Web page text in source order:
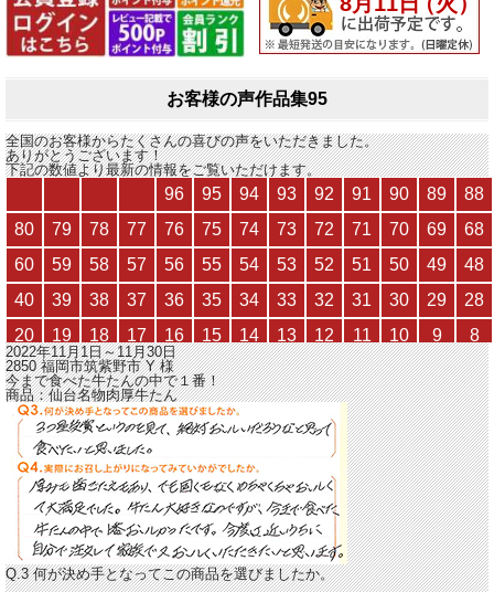
お客様の声作品集95
全国のお客様からたくさんの喜びの声をいただきました。
ありがとうございます！
下記の数値より最新の情報をご覧いただけます。
2022年11月1日～11月30日
2850 福岡市筑紫野市Y様
今まで食べた牛たんの中で１番！
商品：仙台名物肉厚牛たん
Q.3 何が決め手となってこの商品を選びましたか。